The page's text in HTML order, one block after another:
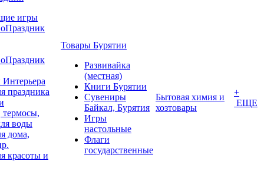
игры
праздника
воды
дома,
красоты и
Товары Бурятии
Развивайка
(местная)
Книги Бурятии
Сувениры
Байкал, Бурятия
Игры
настольные
Флаги
государственные
Бытовая химия и
хозтовары
+
ЕЩЕ